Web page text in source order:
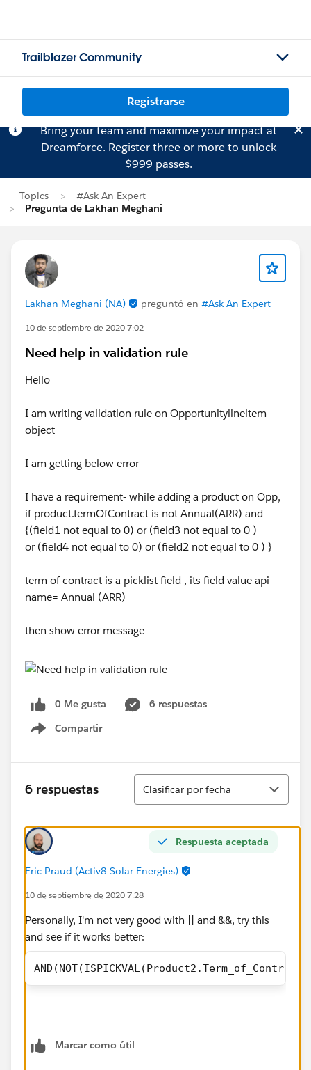
Trailblazer Community
Registrarse
Bring your team and maximize your impact at
Dreamforce. Registerthree or more to unlock
$999 passes.
Topics
#Ask An Expert
Pregunta de Lakhan Meghani
Lakhan Meghani (NA) preguntó en #Ask An Expert
10 de septiembre de 2020 7:02
Need help in validation rule
Hello
I am writing validation rule on Opportunitylineitem
object
I am getting below error
I have a requirement- while adding a product on Opp,
if product.termOfContract is not Annual(ARR) and
{(field1 not equal to 0) or (field3 not equal to 0 )
or (field4 not equal to 0) or (field2 not equal to 0 ) }
term of contract is a picklist field , its field value api
name= Annual (ARR)
then show error message
0 Me gusta
6 respuestas
Compartir
Show menu
6 respuestas
Ordenar
Clasificar por fecha
Respuesta aceptada
Eric Praud (Activ8 Solar Energies)
10 de septiembre de 2020 7:28
Personally, I'm not very good with || and &&, try this
and see if it works better:
Marcar como útil